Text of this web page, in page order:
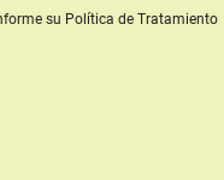
su Política de Tratamiento